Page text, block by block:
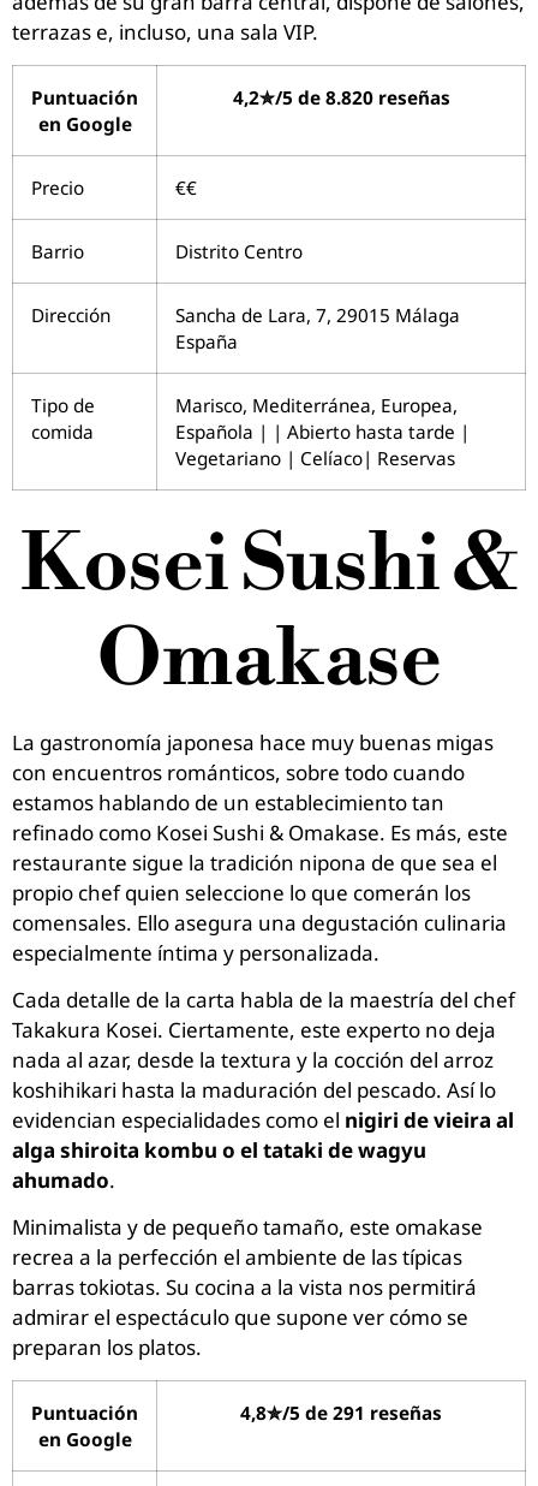
terrazas e, incluso, una sala VIP.
Puntuación
en Google
4,2✮/5 de 8.820 reseñas
Precio €€
Barrio Distrito Centro
Dirección
Sancha de Lara, 7, 29015 Málaga
España
Tipo de
comida
Marisco, Mediterránea, Europea,
Española | | Abierto hasta tarde |
Vegetariano | Celíaco| Reservas
Kosei Sushi &
Omakase
La gastronomía japonesa hace muy buenas migas
con encuentros románticos, sobre todo cuando
estamos hablando de un establecimiento tan
refinado como Kosei Sushi & Omakase. Es más, este
restaurante sigue la tradición nipona de que sea el
propio chef quien seleccione lo que comerán los
comensales. Ello asegura una degustación culinaria
especialmente íntima y personalizada.
Cada detalle de la carta habla de la maestría del chef
Takakura Kosei. Ciertamente, este experto no deja
nada al azar, desde la textura y la cocción del arroz
koshihikari hasta la maduración del pescado. Así lo
evidencian especialidades como el nigiri de vieira al
alga shiroita kombu o el tataki de wagyu
ahumado.
Minimalista y de pequeño tamaño, este omakase
recrea a la perfección el ambiente de las típicas
barras tokiotas. Su cocina a la vista nos permitirá
admirar el espectáculo que supone ver cómo se
preparan los platos.
Puntuación
en Google
4,8✮/5 de 291 reseñas